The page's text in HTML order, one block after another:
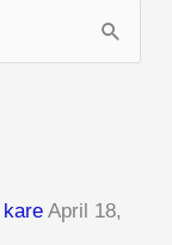
kare April 18,